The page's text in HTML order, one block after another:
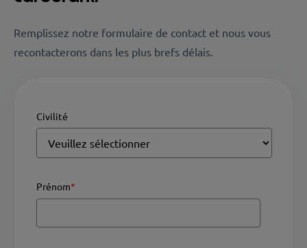
Remplissez notre formulaire de contact et nous vous
recontacterons dans les plus brefs délais.
Civilité
Prénom*